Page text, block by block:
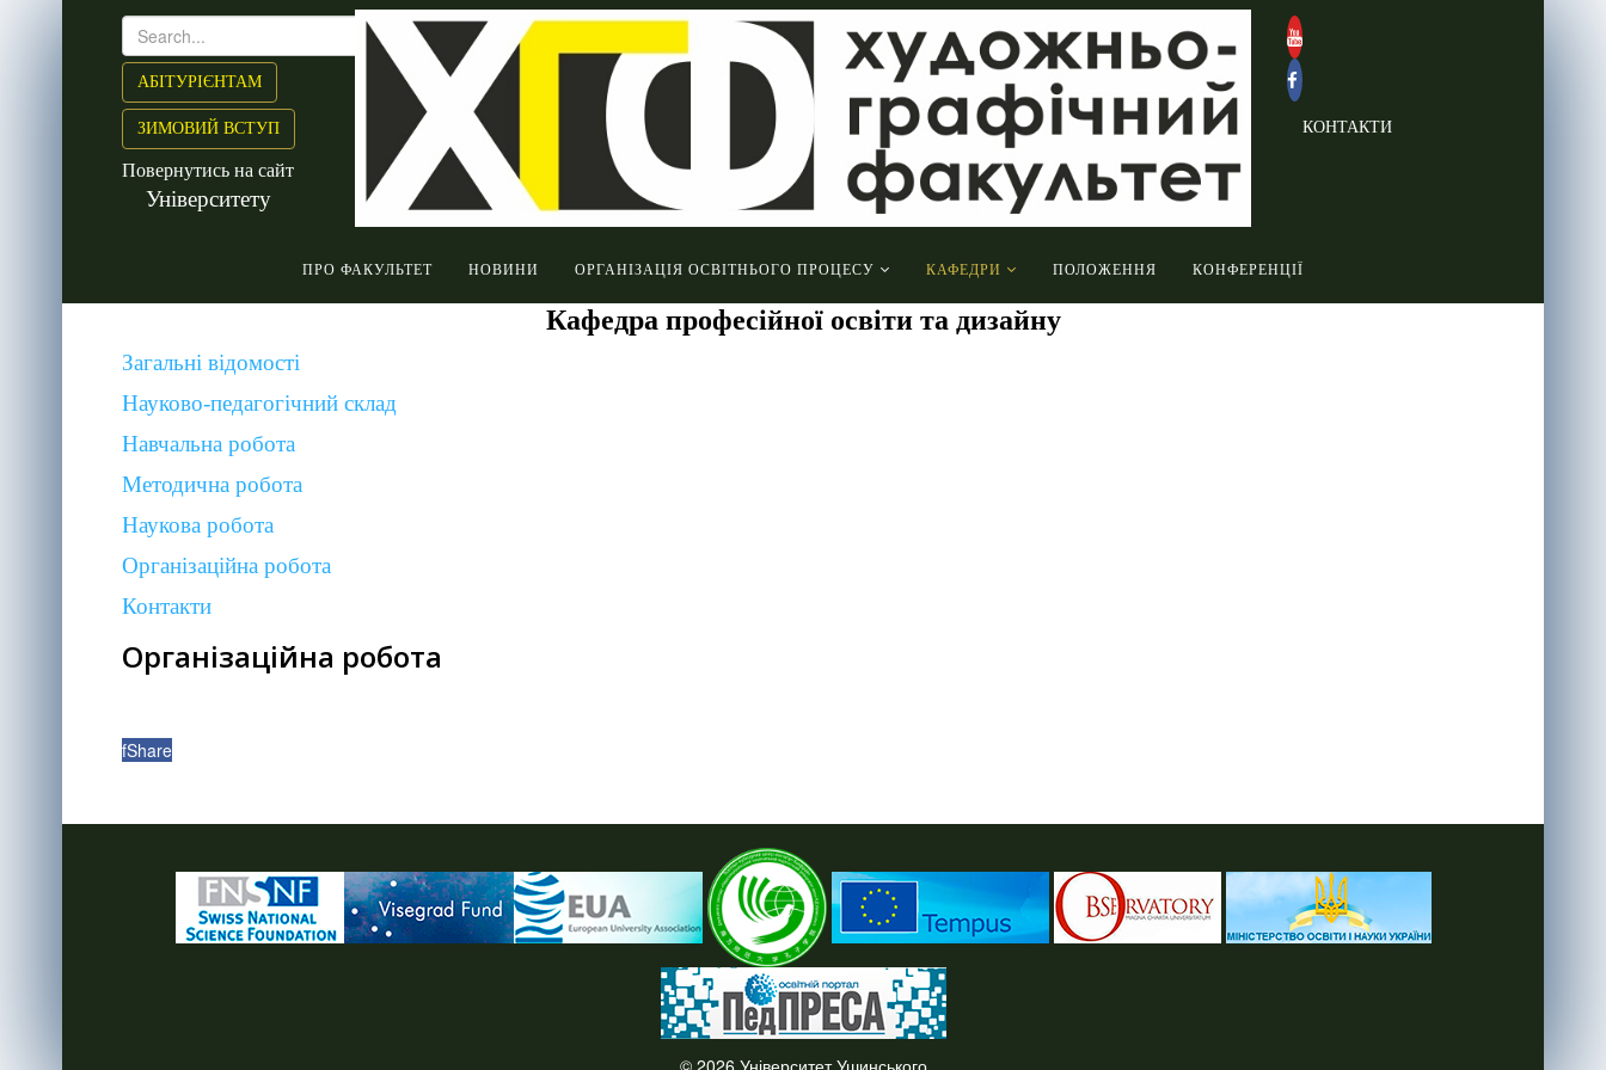
АБІТУРІЄНТАМ
ЗИМОВИЙ ВСТУП
Повернутись на сайт
Університету
КОНТАКТИ
ПРО ФАКУЛЬТЕТ НОВИНИ ОРГАНІЗАЦІЯ ОСВІТНЬОГО ПРОЦЕСУ КАФЕДРИ ПОЛОЖЕННЯ КОНФЕРЕНЦІЇ
Кафедра професійної освіти та дизайну
Загальні відомості
Науково-педагогічний склад
Навчальна робота
Методична робота
Наукова робота
Організаційна робота
Контакти
Організаційна робота
fShare
© 2026 Університет Ушинського